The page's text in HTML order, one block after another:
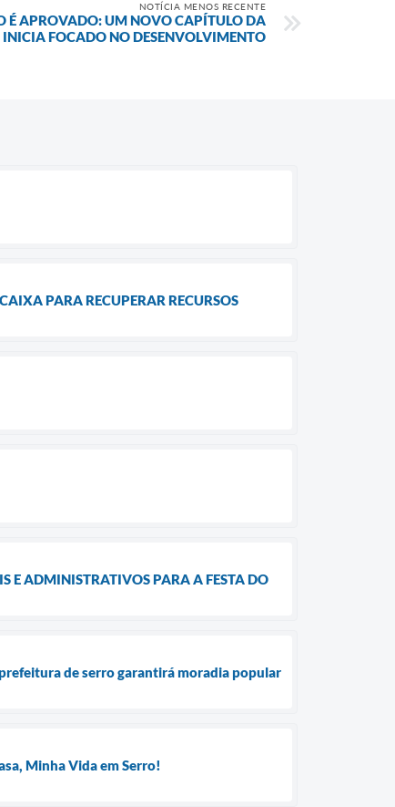
NOTÍCIA MENOS RECENTE
É APROVADO: UM NOVO CAPÍTULO DA
INICIA FOCADO NO DESENVOLVIMENTO
PARA RECUPERAR RECURSOS
E ADMINISTRATIVOS PARA A FESTA DO
de serro garantirá moradia popular
Minha Vida em Serro!